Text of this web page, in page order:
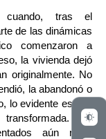
cuando, tras el
de las dinámicas
comenzaron a
la vivienda dejó
originalmente. No
la abandonó o
lo evidente es que
Los
aún más,